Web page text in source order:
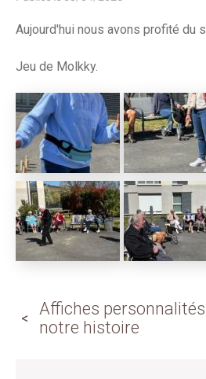
Aujourd'hui nous avons profité du
Jeu de Molkky.
Affiches
notre histoire